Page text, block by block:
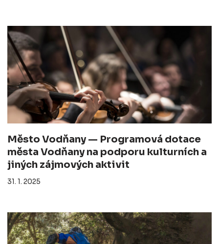
Město Vodňany — Programová dotace
města Vodňany na podporu kulturních a
jiných zájmových aktivit
31. 1. 2025